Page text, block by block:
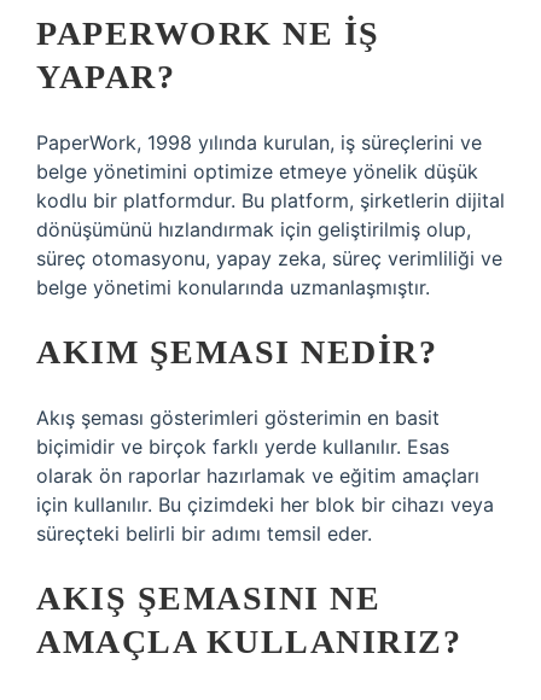
PAPERWORK NE IŞ
YAPAR?
PaperWork, 1998 yılında kurulan, iş süreçlerini ve
belge yönetimini optimize etmeye yönelik düşük
kodlu bir platformdur. Bu platform, şirketlerin dijital
dönüşümünü hızlandırmak için geliştirilmiş olup,
süreç otomasyonu, yapay zeka, süreç verimliliği ve
belge yönetimi konularında uzmanlaşmıştır.
AKIM ŞEMASI NEDIR?
Akış şeması gösterimleri gösterimin en basit
biçimidir ve birçok farklı yerde kullanılır. Esas
olarak ön raporlar hazırlamak ve eğitim amaçları
için kullanılır. Bu çizimdeki her blok bir cihazı veya
süreçteki belirli bir adımı temsil eder.
AKIŞ ŞEMASINI NE
AMAÇLA KULLANIRIZ?